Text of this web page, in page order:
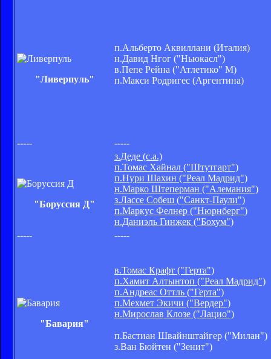
"Ливерпуль"
п.Альберто Аквиллани (Италия)
н.Давид Нгог ("Ньюкасл")
в.Пепе Рейна ("Атлетико" М)
п.Макси Родригес (Аргентина)
----- -----
"Боруссия Д"
з.Деде (с.а.)
п.Томас Хайнал ("Штутгарт")
п.Нури Шахин ("Реал Мадрид")
н.Марко Штеперман ("Алемания")
з.Лассе Собеш ("Санкт-Паули")
п.Маркус Фелнер ("Нюрнберг")
н.Даниэль Гинжек ("Бохум")
-----
-----
"Бавария"
в.Томас Крафт ("Герта")
п.Хамит Алтынтоп ("Реал Мадрид")
п.Андреас Оттль ("Герта")
п.Мехмет Экичи ("Вердер")
н.Мирослав Клозе ("Лацио")
п.Бастиан Швайнштайгер ("Милан")
з.Ван Бюйтен ("Зенит")